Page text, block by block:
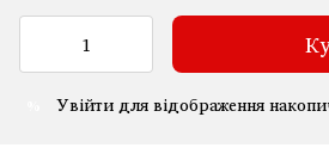
Увійтидля відображення